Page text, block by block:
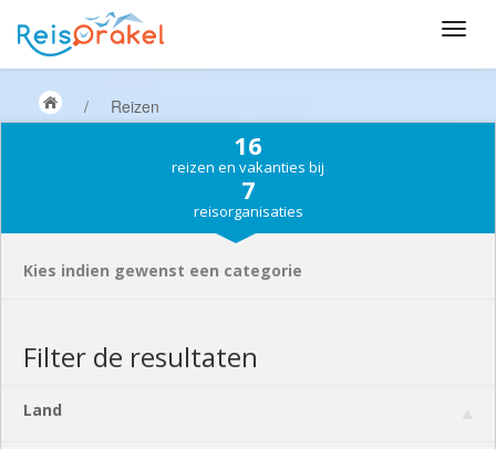
/ Reizen
16
reizen en vakanties bij
7
reisorganisaties
Kies indien gewenst een categorie
Filter de resultaten
Land